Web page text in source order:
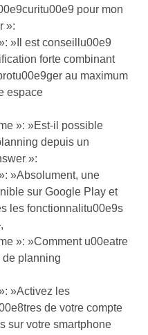
pour mon
»:
»Il est conseillu00e9
forte combinant
au maximum
espace
»: »Est-il possible
depuis un
»:
»Absolument, une
sur Google Play et
les fonctionnalitu00e9s
»: »Comment u00eatre
de planning
»Activez les
de votre compte
sur votre smartphone